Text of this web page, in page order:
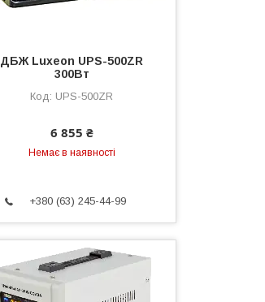
ДБЖ Luxeon UPS-500ZR
300Вт
UPS-500ZR
6 855 ₴
Немає в наявності
+380 (63) 245-44-99